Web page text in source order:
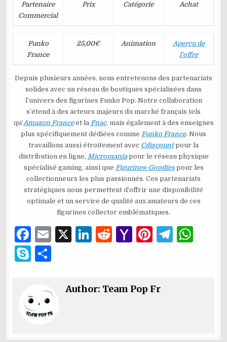
Partenaire
Commercial
Prix Catégorie Achat
Funko
France
25,00€ Animation
Aperçu de
l’offre
Depuis plusieurs années, nous entretenons des partenariats
solides avec un réseau de boutiques spécialisées dans
l’univers des figurines Funko Pop. Notre collaboration
s’étend à des acteurs majeurs du marché français tels
qu’Amazon Franceet la Fnac, mais également à des enseignes
plus spécifiquement dédiées comme Funko France. Nous
travaillons aussi étroitement avec Cdiscountpour la
distribution en ligne, Micromaniapour le réseau physique
spécialisé gaming, ainsi que Figurines-Goodiespour les
collectionneurs les plus passionnés. Ces partenariats
stratégiques nous permettent d’offrir une disponibilité
optimale et un service de qualité aux amateurs de ces
figurines collector emblématiques.
F
a
c
e
b
o
o
E
l
X
Li
e
R
di
Y
o
ai
Pi
re
T
g s
p
S
p
e
ta
g
er
Author: Team Pop Fr